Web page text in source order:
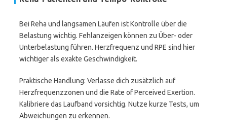
Bei Reha und langsamen Läufen ist Kontrolle über die
Belastung wichtig. Fehlanzeigen können zu Über- oder
Unterbelastung führen. Herzfrequenz und RPE sind hier
wichtiger als exakte Geschwindigkeit.
Praktische Handlung: Verlasse dich zusätzlich auf
Herzfrequenzzonen und die Rate of Perceived Exertion.
Kalibriere das Laufband vorsichtig. Nutze kurze Tests, um
Abweichungen zu erkennen.